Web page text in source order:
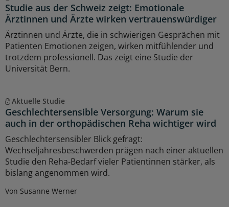
Studie aus der Schweiz zeigt: Emotionale
Ärztinnen und Ärzte wirken vertrauenswürdiger
Ärztinnen und Ärzte, die in schwierigen Gesprächen mit
Patienten Emotionen zeigen, wirken mitfühlender und
trotzdem professionell. Das zeigt eine Studie der
Universität Bern.
Aktuelle Studie
Geschlechtersensible Versorgung: Warum sie
auch in der orthopädischen Reha wichtiger wird
Geschlechtersensibler Blick gefragt:
Wechseljahresbeschwerden prägen nach einer aktuellen
Studie den Reha-Bedarf vieler Patientinnen stärker, als
bislang angenommen wird.
Von Susanne Werner